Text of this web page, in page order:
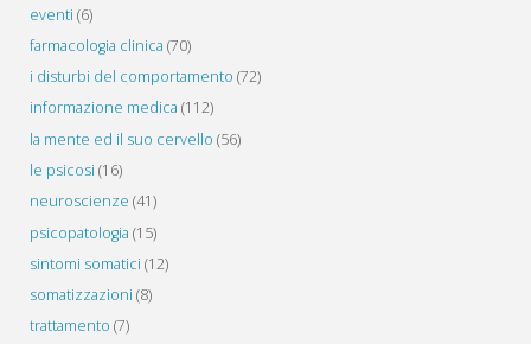
eventi (6)
farmacologia clinica (70)
i disturbi del comportamento (72)
informazione medica (112)
la mente ed il suo cervello (56)
le psicosi (16)
neuroscienze (41)
psicopatologia (15)
sintomi somatici (12)
somatizzazioni (8)
trattamento (7)